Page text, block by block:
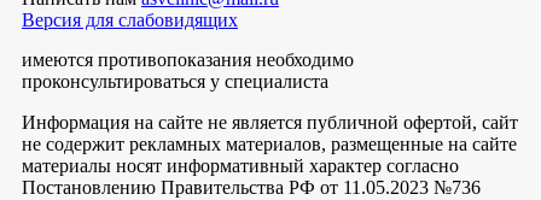
Версия для слабовидящих
имеются противопоказания необходимо
проконсультироваться у специалиста
Информация на сайте не является публичной офертой, сайт
не содержит рекламных материалов, размещенные на сайте
материалы носят информативный характер согласно
Постановлению Правительства РФ от 11.05.2023 №736